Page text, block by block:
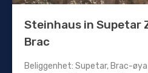
Steinhaus in Supetar
Brac
Beliggenhet: Supetar, Brac-